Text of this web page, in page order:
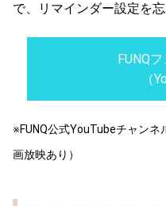
で、リマインダー設定を忘
FUNQ
（
※FUNQ公式YouTubeチャンネ
画放映あり）